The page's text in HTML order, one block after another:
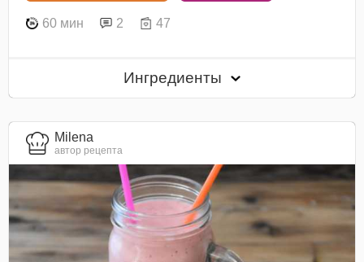
60 мин 2 47
Ингредиенты
Milena
автор рецепта